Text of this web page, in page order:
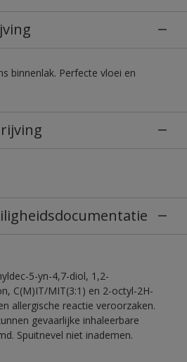
binnenlak. Perfecte vloei en
5-yn-4,7-diol, 1,2-
C(M)IT/MIT(3:1) en 2-octyl-2H-
allergische reactie veroorzaken.
gevaarlijke inhaleerbare
Spuitnevel niet inademen.